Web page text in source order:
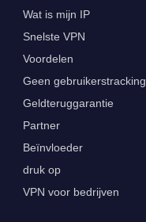
Wat is mijn IP
Snelste VPN
Voordelen
Geen gebruikerstracking
Geldteruggarantie
Partner
Beïnvloeder
druk op
VPN voor bedrijven